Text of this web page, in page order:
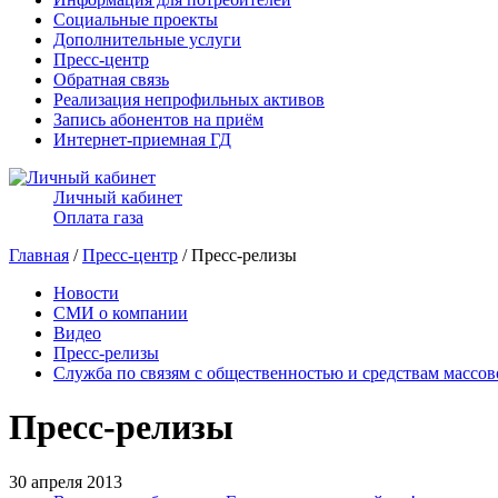
Социальные проекты
Дополнительные услуги
Пресс-центр
Обратная связь
Реализация непрофильных активов
Запись абонентов на приём
Интернет-приемная ГД
Личный кабинет
Оплата газа
Главная /Пресс-центр / Пресс-релизы
Новости
СМИ о компании
Видео
Пресс-релизы
Служба по связям с общественностью и средствам
Пресс-релизы
30 апреля 2013